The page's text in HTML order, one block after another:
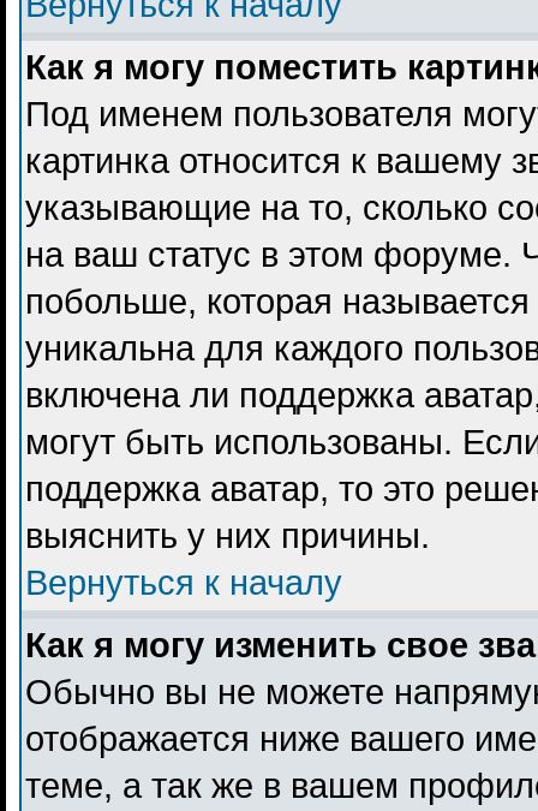
Как я могу поместить
Под именем пользователя
картинка относится к вашему
указывающие на то, сколько
на ваш статус в этом форуме.
побольше, которая
уникальна для каждого
включена ли поддержка
могут быть использованы.
поддержка аватар, то это
выяснить у них причины.
Вернуться к началу
Как я могу изменить свое
Обычно вы не можете
отображается ниже вашего
теме, а так же в вашем